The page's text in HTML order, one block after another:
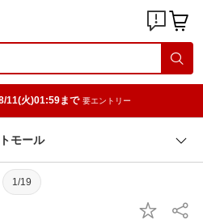
11(火)01:59まで 要エントリー
モール
1/19